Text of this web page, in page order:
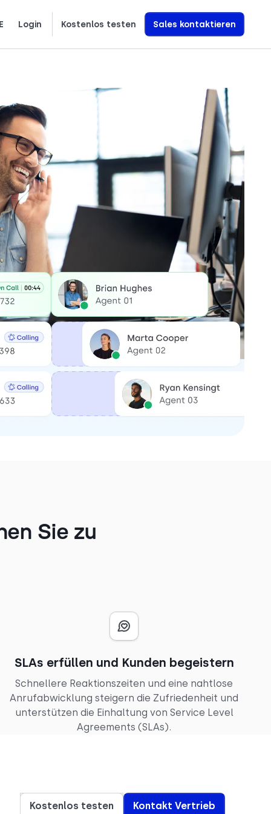
Login Kostenlos testen Sales kontaktieren
Sie zu
SLAs erfüllen und Kunden begeistern
Schnellere Reaktionszeiten und eine nahtlose
Anrufabwicklung steigern die Zufriedenheit und
unterstützen die Einhaltung von Service Level
Agreements (SLAs).
Kostenlos testen Kontakt Vertrieb